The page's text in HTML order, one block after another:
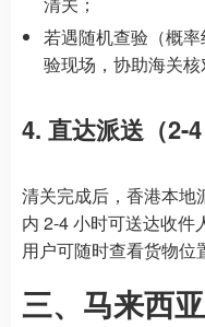
若遇随机查验（概
验现场，协助海关核
4. 直达派送（2-4
清关完成后，香港本地
内 2-4 小时可送达收件
用户可随时查看货物位
三、马来西